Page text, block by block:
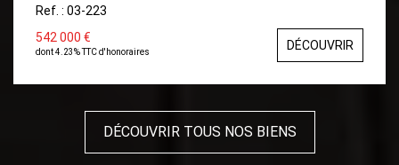
Wc avec lave mains et fenêtre, Cellier avec pompe à
chaleur air/eau, Salle à manger avec Cuisine équipée et
aménagée ouvrant sur terrasse en bois et patio, Salon,
Dégagement , 2 Chambres, Salle d'eau, Auvent, Garage.
Ref. : 03-223
542 000 €
dont 4.23% TTC d'honoraires DÉCOUVRIR
DÉCOUVRIR TOUS NOS BIENS